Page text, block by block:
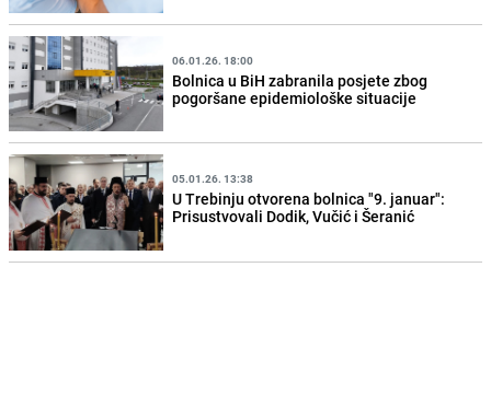
06.01.26. 18:00
Bolnica u BiH zabranila posjete zbog
pogoršane epidemiološke situacije
05.01.26. 13:38
U Trebinju otvorena bolnica "9. januar":
Prisustvovali Dodik, Vučić i Šeranić